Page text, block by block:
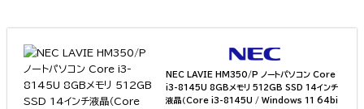
NEC LAVIE HM350/P ノートパソコン Core
i3-8145U 8GBメモリ 512GB SSD 14インチ
液晶（Core i3-8145U / Windows 11 64bi